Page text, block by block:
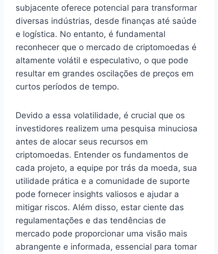
subjacente oferece potencial para transformar
diversas indústrias, desde finanças até saúde
e logística. No entanto, é fundamental
reconhecer que o mercado de criptomoedas é
altamente volátil e especulativo, o que pode
resultar em grandes oscilações de preços em
curtos períodos de tempo.
Devido a essa volatilidade, é crucial que os
investidores realizem uma pesquisa minuciosa
antes de alocar seus recursos em
criptomoedas. Entender os fundamentos de
cada projeto, a equipe por trás da moeda, sua
utilidade prática e a comunidade de suporte
pode fornecer insights valiosos e ajudar a
mitigar riscos. Além disso, estar ciente das
regulamentações e das tendências de
mercado pode proporcionar uma visão mais
abrangente e informada, essencial para tomar